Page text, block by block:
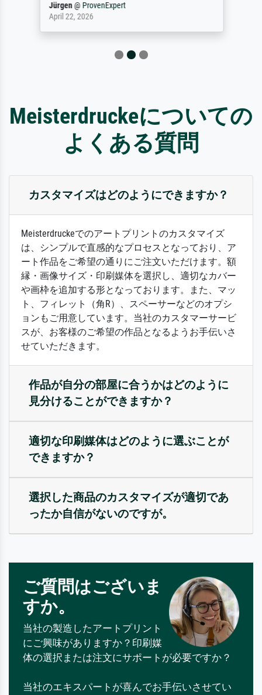
Jürgen@ ProvenExpert
April 22, 2026
Meisterdruckeについての
よくある質問
カスタマイズはどのようにできますか？
Meisterdruckeでのアートプリントのカスタマイズ
は、シンプルで直感的なプロセスとなっており、ア
ート作品をご希望の通りにご注文いただけます。額
縁・画像サイズ・印刷媒体を選択し、適切なカバー
や画枠を追加する形となっております。また、マッ
ト、フィレット（角R）、スペーサーなどのオプシ
ョンもご用意しています。当社のカスタマーサービ
スが、お客様のご希望の作品となるようお手伝いさ
せていただきます。
作品が自分の部屋に合うかはどのように
見分けることができますか？
適切な印刷媒体はどのように選ぶことが
できますか？
選択した商品のカスタマイズが適切であ
ったか自信がないのですが。
ご質問はございま
すか。
当社の製造したアートプリント
にご興味がありますか？印刷媒
体の選択または注文にサポートが必要ですか？
当社のエキスパートが喜んでお手伝いさせてい